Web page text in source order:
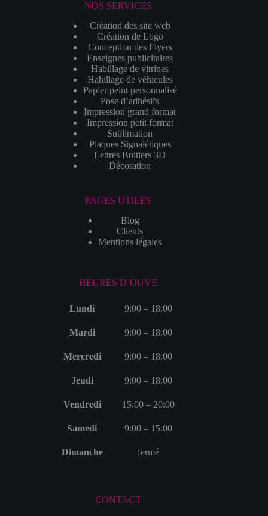
NOS SERVICES
Création des site web
Création de Logo
Conception des Flyers
Enseignes publicitaires
Habillage de vitrines
Habillage de véhicules
Papier peint personnalisé
Pose d’adhésifs
Impression grand format
Impression petit format
Sublimation
Plaques Signalétiques
Lettres Boitiers 3D
Décoration
PAGES UTILES
Blog
Clients
Mentions légales
HEURES D’OUVE
Lundi 9:00 – 18:00
Mardi 9:00 – 18:00
Mercredi 9:00 – 18:00
Jeudi 9:00 – 18:00
Vendredi 15:00 – 20:00
Samedi 9:00 – 15:00
Dimanche fermé
CONTACT